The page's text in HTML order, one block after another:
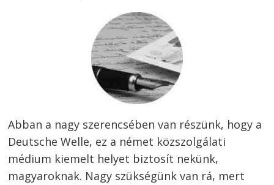
Abban a nagy szerencsében van részünk, hogy a
Deutsche Welle, ez a német közszolgálati
médium kiemelt helyet biztosít nekünk,
magyaroknak. Nagy szükségünk van rá, mert